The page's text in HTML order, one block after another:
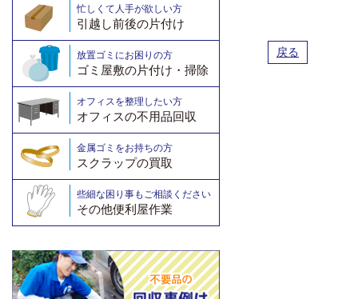
戻る
忙しくて人手が欲しい方
引越し前後の片付け
放置ゴミにお困りの方
ゴミ屋敷の片付け・掃除
オフィスを整理したい方
オフィスの不用品回収
金属ゴミをお持ちの方
スクラップの買取
些細な困り事もご相談ください
その他便利屋作業